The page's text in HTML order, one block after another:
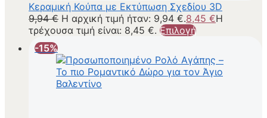
Κεραμική Κούπα με Εκτύπωση Σχεδίου 3D
9,94€ Η αρχική τιμή ήταν: 9,94 €.8,45 €Η
τρέχουσα τιμή είναι: 8,45 €. Επιλογή
-15%